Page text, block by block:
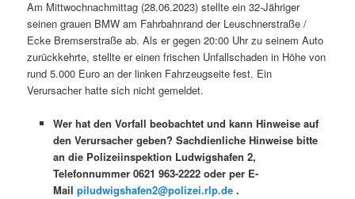
Am Mittwochnachmittag (28.06.2023) stellte ein 32-Jähriger
seinen grauen BMW am Fahrbahnrand der Leuschnerstraße /
Ecke Bremserstraße ab. Als er gegen 20:00 Uhr zu seinem Auto
zurückkehrte, stellte er einen frischen Unfallschaden in Höhe von
rund 5.000 Euro an der linken Fahrzeugseite fest. Ein
Verursacher hatte sich nicht gemeldet.
Wer hat den Vorfall beobachtet und kann Hinweise auf
den Verursacher geben? Sachdienliche Hinweise bitte
an die Polizeiinspektion Ludwigshafen 2,
Telefonnummer 0621 963-2222 oder per E-
Mail piludwigshafen2@polizei.rlp.de.